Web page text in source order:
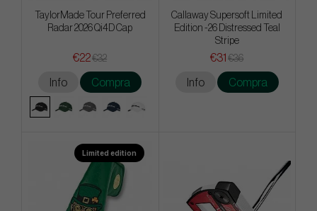
TaylorMade Tour Preferred
Radar 2026 Qi4D Cap
€22€32
Info Compra
Callaway Supersoft Limited
Edition -26 Distressed Teal
Stripe
€31 €36
Info Compra
Limited edition